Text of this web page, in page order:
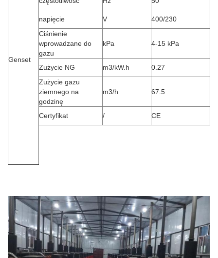
Genset
napięcie V
400/230
Ciśnienie
wprowadzane do
gazu
kPa 4-15 kPa
Zużycie NG m3/kW.h
0.27
Zużycie gazu
ziemnego na
godzinę
m3/h 67.5
Certyfikat / CE